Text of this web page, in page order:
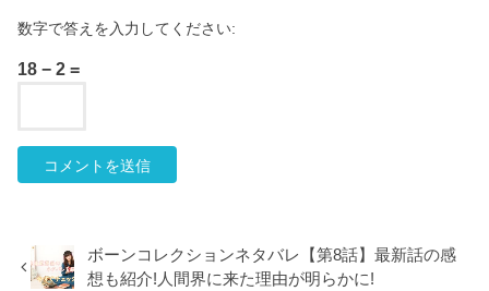
数字で答えを入力してください:
18 − 2 =
ボーンコレクションネタバレ【第8話】最新話の感
想も紹介!人間界に来た理由が明らかに!